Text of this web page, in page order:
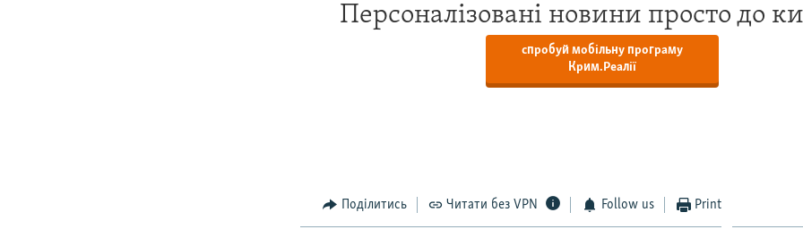
Персоналізовані новини просто до
спробуй мобільну програму
Крим.Реалії
Поділитись Читати без VPN Follow us Print